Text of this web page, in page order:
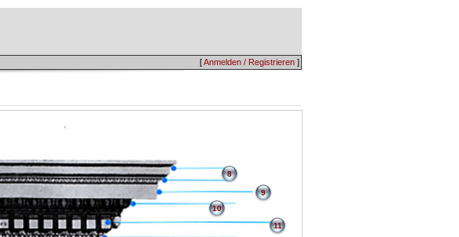
[Anmelden / Registrieren ]
8
9
10
11